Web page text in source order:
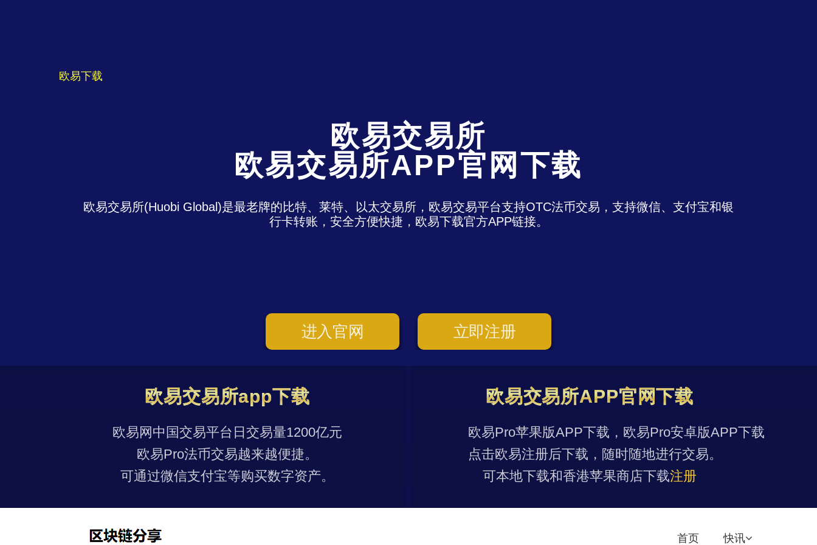
欧易下载
欧易交易所
欧易交易所APP官网下载
欧易交易所(Huobi Global)是最老牌的比特、莱特、以太交易所，欧易交易平台支持OTC法币交易，支持微信、支付宝和银
行卡转账，安全方便快捷，欧易下载官方APP链接。
进入官网 立即注册
欧易交易所app下载
欧易网中国交易平台日交易量1200亿元
欧易Pro法币交易越来越便捷。
可通过微信支付宝等购买数字资产。
欧易交易所APP官网下载
欧易Pro苹果版APP下载，欧易Pro安卓版APP下载
点击欧易注册后下载，随时随地进行交易。
可本地下载和香港苹果商店下载注册
首页 快讯